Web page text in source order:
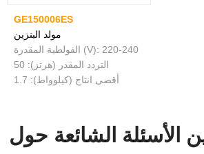
GE150006ES
مولد البنزين
الفولطية المقدرة (V): 220-240
التردد المقدر (هرتز): 50
أقصى انتاج (كيلوواط): 1.7
الأسئلة الشائعة حول